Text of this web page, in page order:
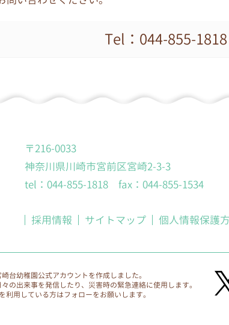
るための方針、規則、計画、実施、監査およ
口
Tel：044-855-1818
〒216-0033
神奈川県川崎市宮前区宮崎2-3-3
tel：044-855-1818 fax：044-855-1534
採用情報 サイトマップ 個人情報保護
崎台幼稚園公式アカウントを作成しました。
々の出来事を発信したり、災害時の緊急連絡に使用します。
利用している方はフォローをお願いします。